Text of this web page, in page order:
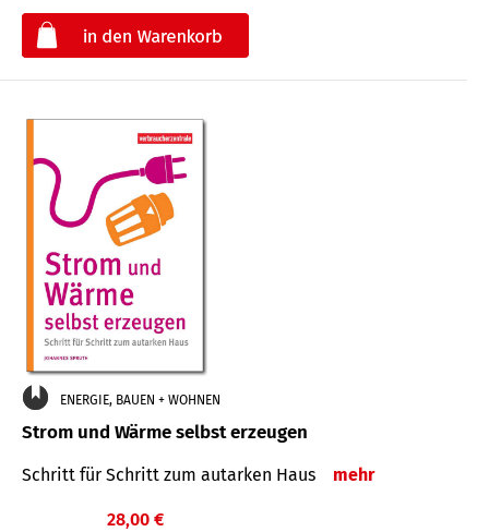
ENERGIE, BAUEN + WOHNEN
Strom und Wärme selbst erzeugen
Schritt für Schritt zum autarken Haus mehr
28,00 €